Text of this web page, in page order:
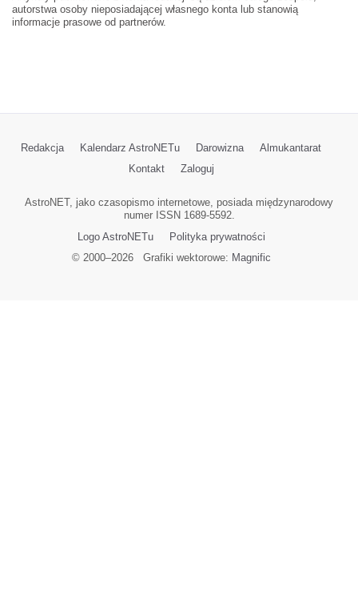
autorstwa osoby nieposiadającej własnego konta lub stanowią
informacje prasowe od partnerów.
Redakcja Kalendarz AstroNETu Darowizna
Almukantarat
Kontakt
Zaloguj
AstroNET, jako czasopismo internetowe, posiada międzynarodowy
numer ISSN 1689-5592.
Logo AstroNETu
Polityka prywatności
© 2000–2026Grafiki wektorowe: Magnific